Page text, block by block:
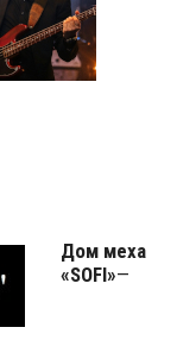
Дом меха
«SOFI»—